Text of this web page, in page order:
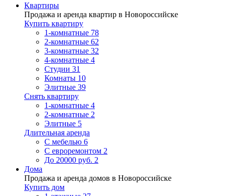
Квартиры
Продажа и аренда квартир в Новороссийске
Купить квартиру
1-комнатные 78
2-комнатные 62
3-комнатные 32
4-комнатные 4
Студии 31
Комнаты 10
Элитные 39
Снять квартиру
1-комнатные 4
2-комнатные 2
Элитные 5
Длительная аренда
С мебелью 6
С евроремонтом 2
До 20000 руб. 2
Дома
Продажа и аренда домов в Новороссийске
Купить дом